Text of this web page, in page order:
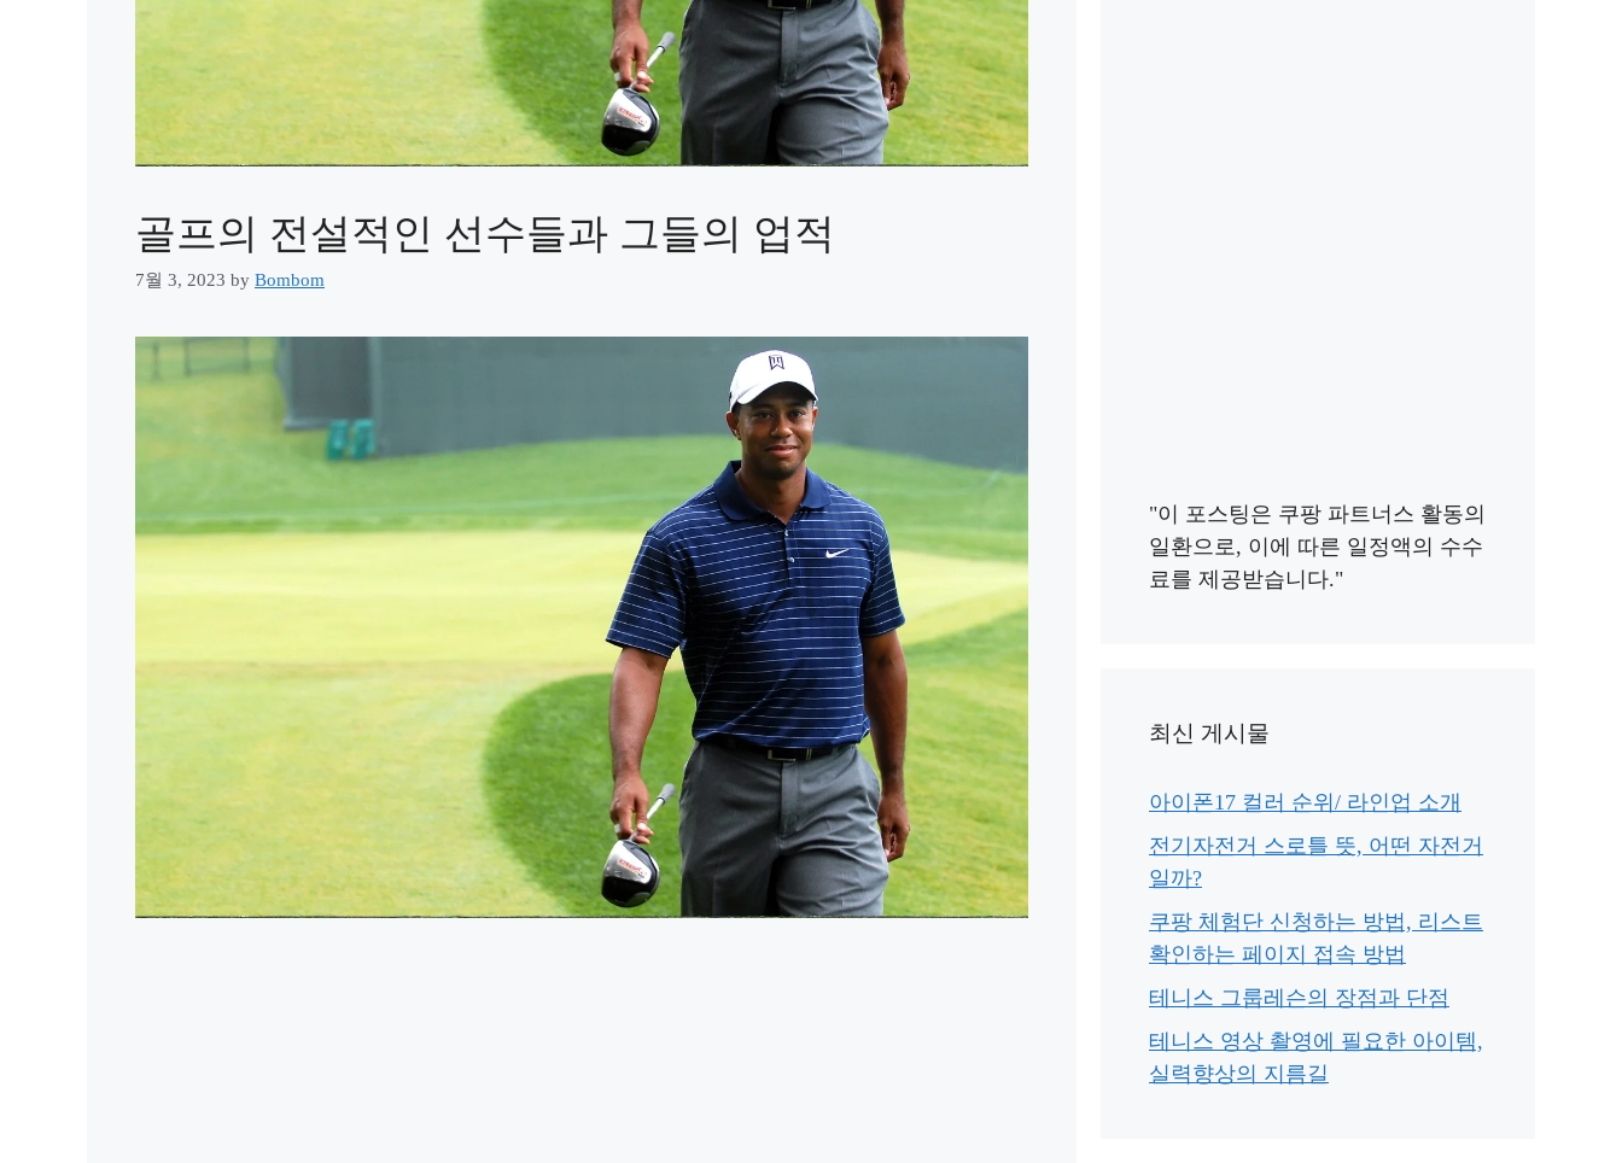
골프의 전설적인 선수들과 그들의 업적
7월 3, 2023 by Bombom
"이 포스팅은 쿠팡 파트너스 활동의
일환으로, 이에 따른 일정액의 수수
료를 제공받습니다."
최신 게시물
아이폰17 컬러 순위/ 라인업 소개
전기자전거 스로틀 뜻, 어떤 자전거
일까?
쿠팡 체험단 신청하는 방법, 리스트
확인하는 페이지 접속 방법
테니스 그룹레슨의 장점과 단점
테니스 영상 촬영에 필요한 아이템,
실력향상의 지름길